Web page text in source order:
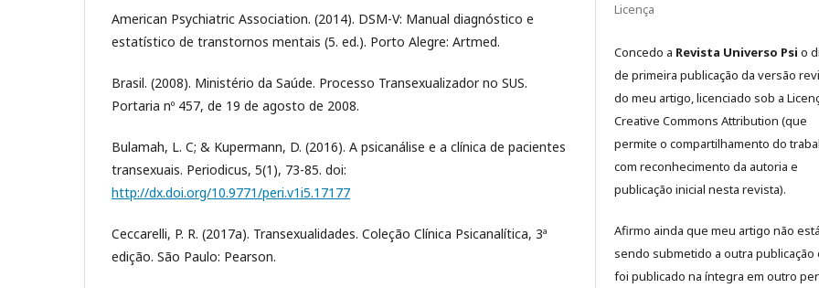
American Psychiatric Association. (2014). DSM-V: Manual diagnóstico e
estatístico de transtornos mentais (5. ed.). Porto Alegre: Artmed.
Brasil. (2008). Ministério da Saúde. Processo Transexualizador no SUS.
Portaria nº 457, de 19 de agosto de 2008.
Bulamah, L. C; & Kupermann, D. (2016). A psicanálise e a clínica de pacientes
transexuais. Periodicus, 5(1), 73-85. doi:
http://dx.doi.org/10.9771/peri.v1i5.17177
Ceccarelli, P. R. (2017a). Transexualidades. Coleção Clínica Psicanalítica, 3ª
edição. São Paulo: Pearson.
Licença
Concedo a Revista Universo Psi o
de primeira publicação da versão
do meu artigo, licenciado sob a
Creative Commons Attribution (que
permite o compartilhamento do
com reconhecimento da autoria e
publicação inicial nesta revista).
Afirmo ainda que meu artigo não está
sendo submetido a outra publicação
foi publicado na íntegra em outro